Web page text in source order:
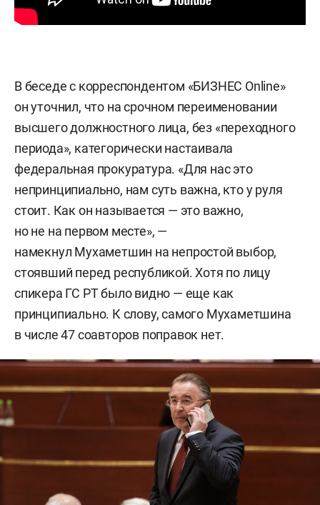
В беседе с корреспондентом «БИЗНЕС Online»
он уточнил, что на срочном переименовании
высшего должностного лица, без «переходного
периода», категорически настаивала
федеральная прокуратура. «Для нас это
непринципиально, нам суть важна, кто у руля
стоит. Как он называется — это важно,
но не на первом месте», —
намекнул Мухаметшин на непростой выбор,
стоявший перед республикой. Хотя по лицу
спикера ГС РТ было видно — еще как
принципиально. К слову, самого Мухаметшина
в числе 47 соавторов поправок нет.